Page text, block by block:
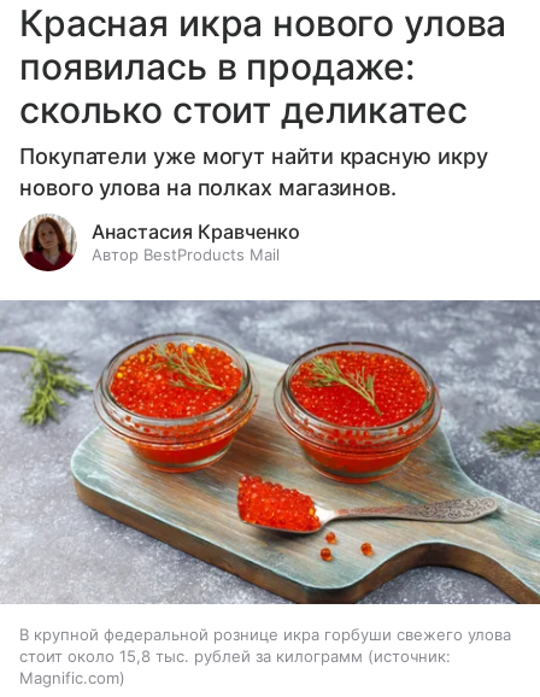
Красная икра нового улова
появилась в продаже:
сколько стоит деликатес
Покупатели уже могут найти красную икру
нового улова на полках магазинов.
Анастасия Кравченко
Автор BestProducts Mail
В крупной федеральной рознице икра горбуши свежего улова
стоит около 15,8 тыс. рублей за килограмм
источник:
Magnific.com